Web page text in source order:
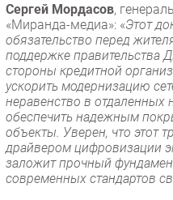
Сергей Мордасов,
«Миранда-медиа»: «Этот
обязательство перед
поддержке правительства
стороны кредитной
ускорить модернизацию
неравенство в отдаленных
обеспечить надежным
объекты. Уверен, что этот
драйвером цифровизации
заложит прочный
современных стандартов